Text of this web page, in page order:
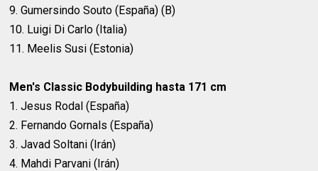
9. Gumersindo Souto (España) (B)
10. Luigi Di Carlo (Italia)
11. Meelis Susi (Estonia)
Men's Classic Bodybuilding hasta 171 cm
1. Jesus Rodal (España)
2. Fernando Gornals (España)
3. Javad Soltani (Irán)
4. Mahdi Parvani (Irán)